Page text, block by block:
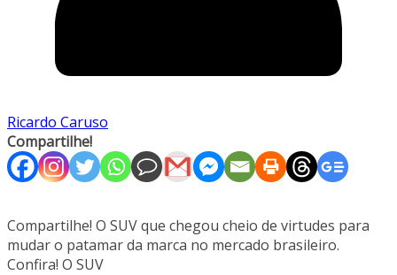
Ricardo Caruso
Compartilhe!
Compartilhe! O SUV que chegou cheio de virtudes para
mudar o patamar da marca no mercado brasileiro.
Confira! O SUV